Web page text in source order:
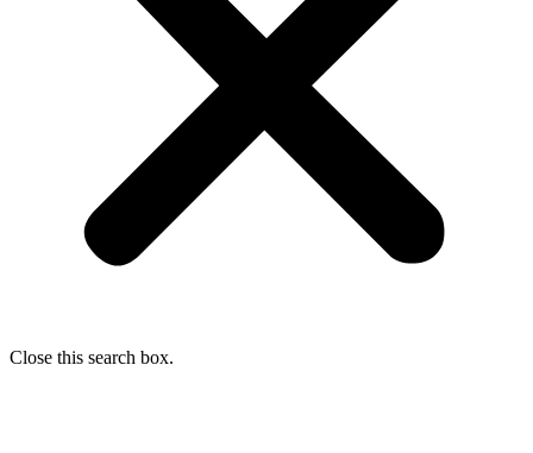
Close this search box.